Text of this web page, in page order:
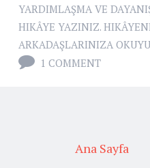
YARDIMLAŞMA VE
HIKÂYE YAZINIZ.
ARKADAŞLARINIZA
1 COMMENT
Ana Sayfa